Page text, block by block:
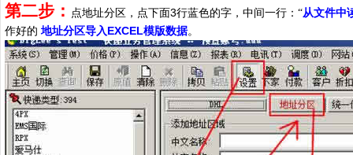
第二步： 点地址分区，点下面3行蓝色的字，中间一行：“从文件中
作好的 地址分区导入EXCEL模版数据。